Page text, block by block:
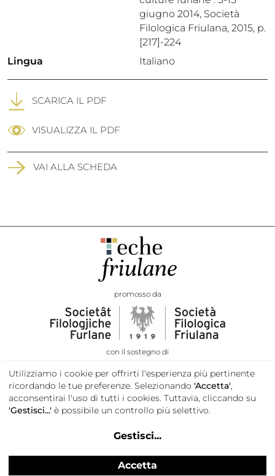
giugno 2014, Società
Filologica Friulana, 2015, p.
[217]-224
Lingua
Italiano
SCARICA IL PDF
VISUALIZZA IL PDF
VAI ALLA SCHEDA
promosso da
con il sostegno di
Privacy e cookie policy
Utilizziamo i cookie per offrirti l'esperienza più pertinente
ricordando le tue preferenze. Selezionando 'Accetta',
acconsentirai l'uso di tutti i cookies. Tuttavia, cliccando su
'Gestisci...' è possibile un controllo più selettivo.
Gestisci...
Accetta